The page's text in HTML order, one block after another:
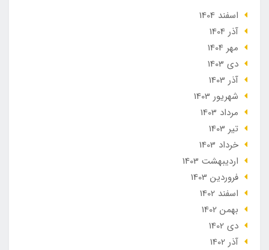
اسفند 1404
آذر 1404
مهر 1404
دی 1403
آذر 1403
شهریور 1403
مرداد 1403
تير 1403
خرداد 1403
ارديبهشت 1403
فروردین 1403
اسفند 1402
بهمن 1402
دی 1402
آذر 1402